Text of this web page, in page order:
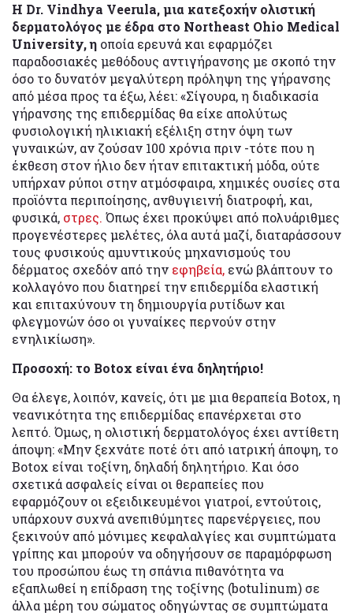
Η Dr. Vindhya Veerula, μια κατεξοχήν ολιστική
δερματολόγος με έδρα στο Northeast Ohio Medical
University, η οποία ερευνά και εφαρμόζει
παραδοσιακές μεθόδους αντιγήρανσης με σκοπό την
όσο το δυνατόν μεγαλύτερη πρόληψη της γήρανσης
από μέσα προς τα έξω, λέει: «Σίγουρα, η διαδικασία
γήρανσης της επιδερμίδας θα είχε απολύτως
φυσιολογική ηλικιακή εξέλιξη στην όψη των
γυναικών, αν ζούσαν 100 χρόνια πριν -τότε που η
έκθεση στον ήλιο δεν ήταν επιτακτική μόδα, ούτε
υπήρχαν ρύποι στην ατμόσφαιρα, χημικές ουσίες στα
προϊόντα περιποίησης, ανθυγιεινή διατροφή, και,
φυσικά, στρες. Όπως έχει προκύψει από πολυάριθμες
προγενέστερες μελέτες, όλα αυτά μαζί, διαταράσσουν
τους φυσικούς αμυντικούς μηχανισμούς του
δέρματος σχεδόν από την εφηβεία, ενώ βλάπτουν το
κολλαγόνο που διατηρεί την επιδερμίδα ελαστική
και επιταχύνουν τη δημιουργία ρυτίδων και
φλεγμονών όσο οι γυναίκες περνούν στην
ενηλικίωση».
Προσοχή: τo Botox είναι ένα δηλητήριο!
Θα έλεγε, λοιπόν, κανείς, ότι με μια θεραπεία Botox, η
νεανικότητα της επιδερμίδας επανέρχεται στο
λεπτό. Όμως, η ολιστική δερματολόγος έχει αντίθετη
άποψη: «Μην ξεχνάτε ποτέ ότι από ιατρική άποψη, το
Botox είναι τοξίνη, δηλαδή δηλητήριο. Και όσο
σχετικά ασφαλείς είναι οι θεραπείες που
εφαρμόζουν οι εξειδικευμένοι γιατροί, εντούτοις,
υπάρχουν συχνά ανεπιθύμητες παρενέργειες, που
ξεκινούν από μόνιμες κεφαλαλγίες και συμπτώματα
γρίπης και μπορούν να οδηγήσουν σε παραμόρφωση
του προσώπου έως τη σπάνια πιθανότητα να
εξαπλωθεί η επίδραση της τοξίνης (botulinum) σε
άλλα μέρη του σώματος οδηγώντας σε συμπτώματα